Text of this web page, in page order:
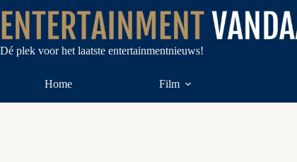
naar
de
inhoud
Dé plek voor het laatste entertainmentnieuws!
Home Film